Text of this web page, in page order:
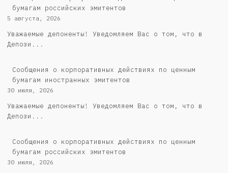
бумагам российских эмитентов
5 августа, 2026
Уважаемые депоненты! Уведомляем Вас о том, что в
Депози...
Сообщения о корпоративных действиях по ценным
бумагам иностранных эмитентов
30 июля, 2026
Уважаемые депоненты! Уведомляем Вас о том, что в
Депози...
Cообщения о корпоративных действиях по ценным
бумагам российских эмитентов
30 июля, 2026